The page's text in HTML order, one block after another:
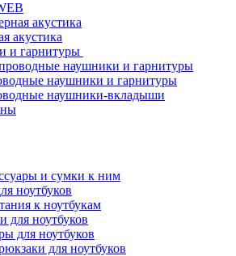
акустика
акустика
и гарнитуры
наушники и гарнитуры
наушники и гарнитуры
наушники-вкладыши
и сумки к ним
ноутбуков
к ноутбукам
для ноутбуков
для ноутбуков
для ноутбуков